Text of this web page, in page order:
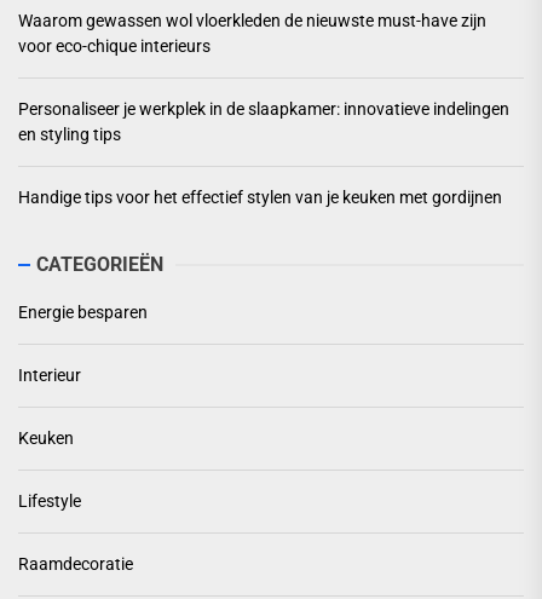
Waarom gewassen wol vloerkleden de nieuwste must-have zijn
voor eco-chique interieurs
Personaliseer je werkplek in de slaapkamer: innovatieve indelingen
en styling tips
Handige tips voor het effectief stylen van je keuken met gordijnen
CATEGORIEËN
Energie besparen
Interieur
Keuken
Lifestyle
Raamdecoratie